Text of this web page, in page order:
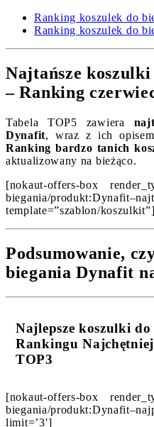
Ranking koszulek do
Ranking koszulek do
Najtańsze
– Ranking
Tabela TOP5 zawiera
Dynafit, wraz z ich opisem
Ranking bardzo tanich
aktualizowany na bieżąco.
[nokaut-offers-box
biegania/
template=”szablon/koszulkit”]
Podsumowanie,
biegania Dynafit
Najlepsze koszulki
Rankingu
TOP3
[nokaut-offers-box
biegania/
limit=’3′]